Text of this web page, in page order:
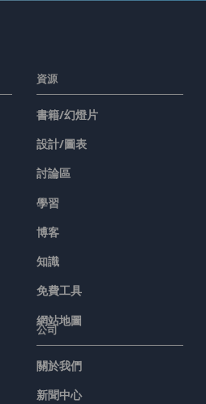
資源
書籍/幻燈片
設計/圖表
討論區
學習
博客
知識
免費工具
網站地圖
公司
關於我們
新聞中心